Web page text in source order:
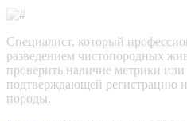
Специалист, который
разведением чистопородных
проверить наличие метрики
подтверждающей регистрацию и
породы.